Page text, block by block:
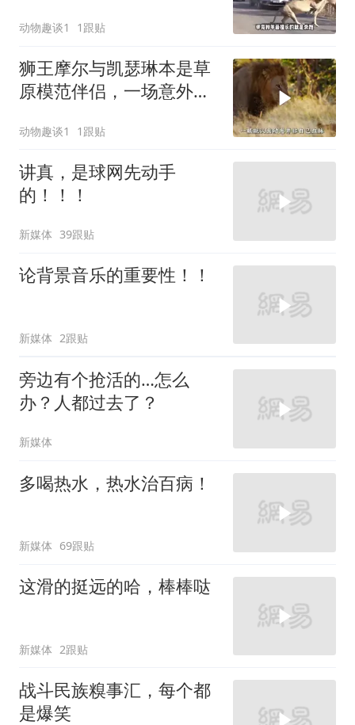
动物趣谈1 1跟贴
狮王摩尔与凯瑟琳本是草
原模范伴侣，一场意外彻
活
动物趣谈1 1跟贴
讲真，是球网先动手
的！！！
新媒体 39跟贴
论背景音乐的重要性！！
新媒体 2跟贴
旁边有个抢活的…怎么
办？人都过去了？
新媒体
多喝热水，热水治百病！
新媒体 69跟贴
这滑的挺远的哈，棒棒哒
新媒体 2跟贴
战斗民族糗事汇，每个都
是爆笑